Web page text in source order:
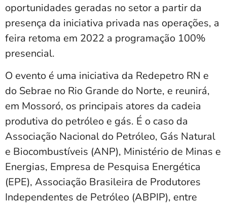
oportunidades geradas no setor a partir da
presença da iniciativa privada nas operações, a
feira retoma em 2022 a programação 100%
presencial.
O evento é uma iniciativa da Redepetro RN e
do Sebrae no Rio Grande do Norte, e reunirá,
em Mossoró, os principais atores da cadeia
produtiva do petróleo e gás. É o caso da
Associação Nacional do Petróleo, Gás Natural
e Biocombustíveis (ANP), Ministério de Minas e
Energias, Empresa de Pesquisa Energética
(EPE), Associação Brasileira de Produtores
Independentes de Petróleo (ABPIP), entre